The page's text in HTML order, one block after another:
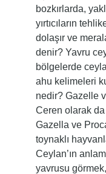
bozkırlarda,
yırtıcıların
dolaşır ve
denir? Yavru
bölgelerde
ahu kelimeleri
nedir? Gazelle
Ceren olarak
Gazella ve
toynaklı
Ceylan’ın
yavrusu